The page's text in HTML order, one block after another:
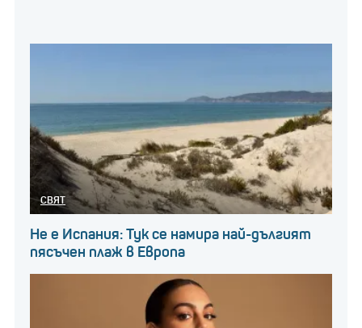
СВЯТ
Не е Испания: Тук се намира най-дългият
пясъчен плаж в Европа